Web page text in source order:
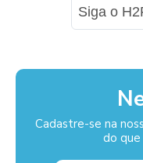
Siga o
Cadastre-se na
do